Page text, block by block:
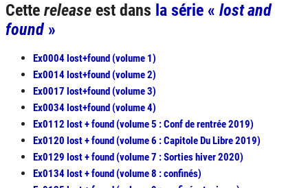
Cette release est dans la série « lost and
found»
Ex0004 lost+found (volume 1)
Ex0014 lost+found (volume 2)
Ex0017 lost+found (volume 3)
Ex0034 lost+found (volume 4)
Ex0112 lost + found (volume 5 : Conf de rentrée 2019)
Ex0120 lost + found (volume 6 : Capitole Du Libre 2019)
Ex0129 lost + found (volume 7 : Sorties hiver 2020)
Ex0134 lost + found (volume 8 : confinés)